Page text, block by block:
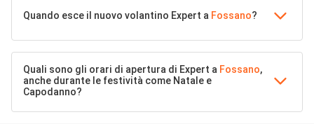
Quando esce il nuovo volantino Expert a Fossano?
Quali sono gli orari di apertura di Expert a Fossano,
anche durante le festività come Natale e
Capodanno?